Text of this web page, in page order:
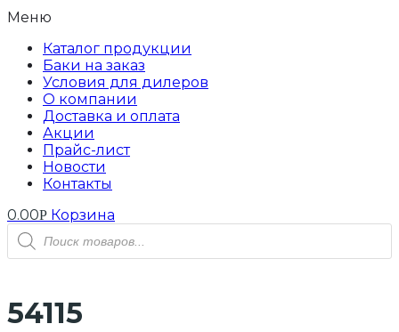
Меню
Каталог продукции
Баки на заказ
Условия для дилеров
О компании
Доставка и оплата
Акции
Прайс-лист
Новости
Контакты
0.00Р Корзина
Поиск
товаров
54115